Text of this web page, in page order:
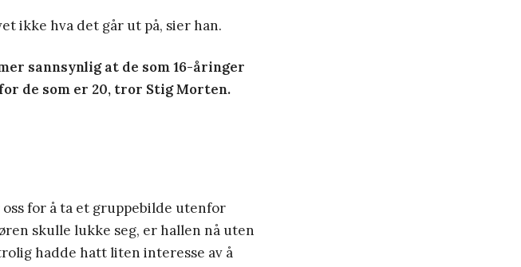
ikke hva det går ut på, sier han.
sannsynlig at de som 16-åringer
de som er 20, tror Stig Morten.
for å ta et gruppebilde utenfor
skulle lukke seg, er hallen nå uten
hadde hatt liten interesse av å